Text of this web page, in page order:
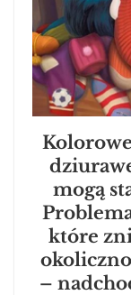
mogą
które
–